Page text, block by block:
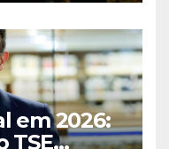
em 2026:
TSE